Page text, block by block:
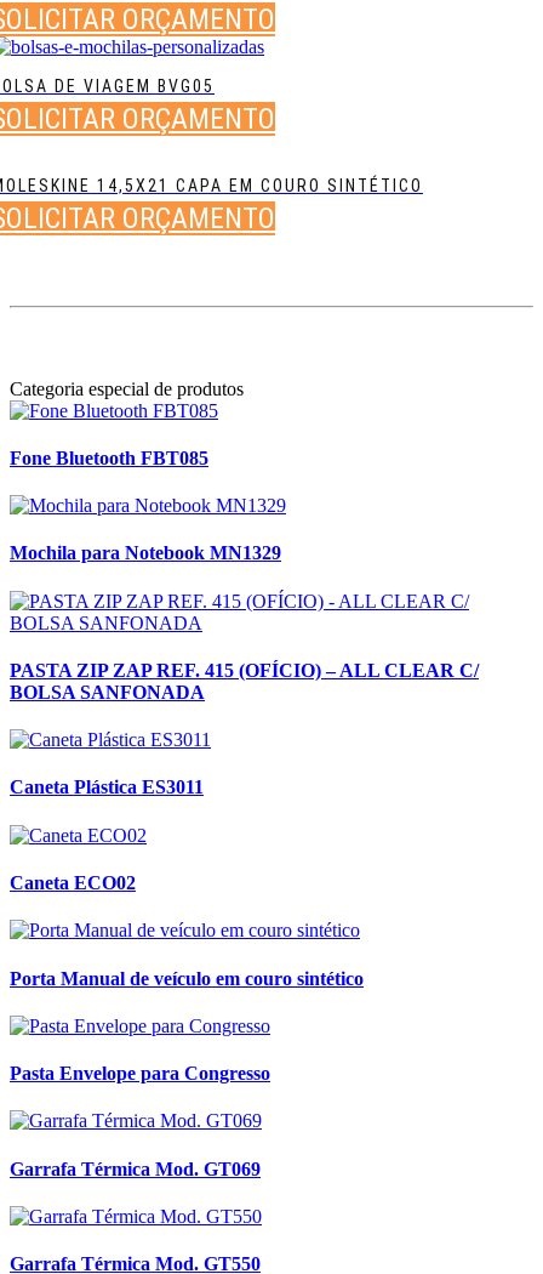
ORÇAMENTO
DE VIAGEM BVG05
ORÇAMENTO
14,5X21 CAPA EM COURO SINTÉTICO
ORÇAMENTO
Categoria especial de produtos
Fone Bluetooth FBT085
Mochila para Notebook MN1329
PASTA ZIP ZAP REF. 415 (OFÍCIO) – ALL CLEAR C/
BOLSA SANFONADA
Caneta Plástica ES3011
Caneta ECO02
Porta Manual de veículo em couro sintético
Pasta Envelope para Congresso
Garrafa Térmica Mod. GT069
Garrafa Térmica Mod. GT550